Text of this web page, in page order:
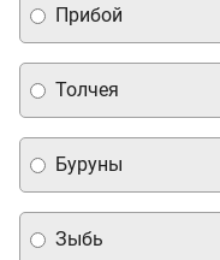
Толчея
Прибой
Буруны
Зыбь